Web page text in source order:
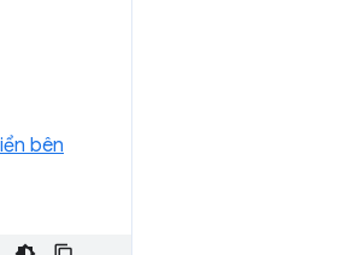
bên